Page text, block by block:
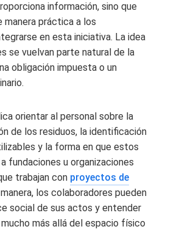
información, sino que
manera práctica a los
en esta iniciativa. La idea
se vuelvan parte natural de la
obligación impuesta o un
orientar al personal sobre la
de los residuos, la identificación
y la forma en que estos
fundaciones u organizaciones
trabajan con proyectos de
los colaboradores pueden
social de sus actos y entender
más allá del espacio físico